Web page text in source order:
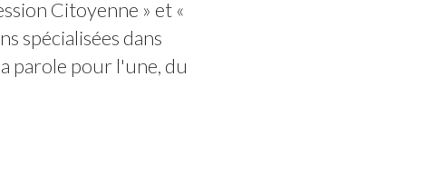
Citoyenne » et «
spécialisées dans
parole pour l'une, du